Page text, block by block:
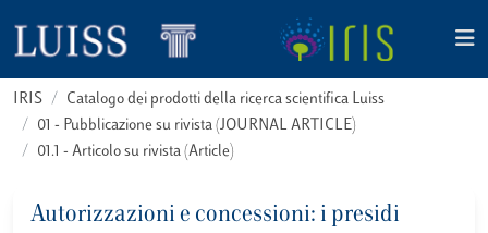
IRIS
Catalogo dei prodotti della ricerca scientifica Luiss
01 - Pubblicazione su rivista (JOURNAL ARTICLE)
01.1 - Articolo su rivista (Article)
Autorizzazioni e concessioni: i presidi